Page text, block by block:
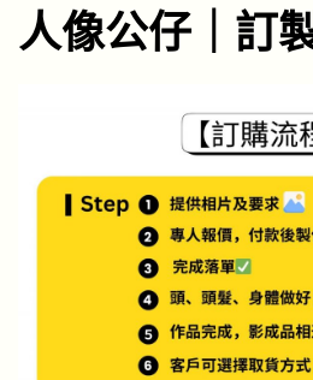
人像公仔｜訂